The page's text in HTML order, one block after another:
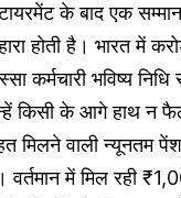
के बाद एक
होती है। भारत में
कर्मचारी भविष्य
किसी के आगे हाथ न
मिलने वाली न्यूनतम
वर्तमान में मिल रही